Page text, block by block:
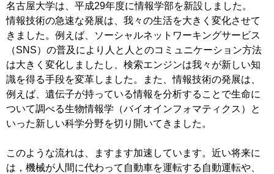
名古屋大学は、平成29年度に情報学部を新設しました。
情報技術の急速な発展は、我々の生活を大きく変化させて
きました。例えば、ソーシャルネットワーキングサービス
（SNS）の普及により人と人とのコミュニケーション方法
は大きく変化しましたし、検索エンジンは我々が新しい知
識を得る手段を変革しました。また、情報技術の発展は、
例えば、遺伝子が持っている情報を分析することで生命に
ついて調べる生物情報学（バイオインフォマティクス）と
いった新しい科学分野を切り開いてきました。
このような流れは、ますます加速しています。近い将来に
は，機械が人間に代わって自動車を運転する自動運転や、